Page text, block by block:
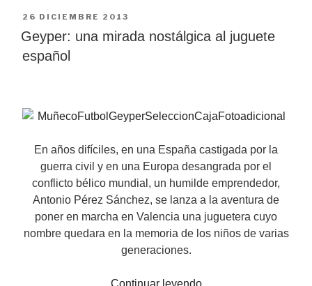
PUBLICADO
EL
26 DICIEMBRE 2013
Geyper: una mirada nostálgica al juguete
español
En años difíciles, en una España castigada por la
guerra civil y en una Europa desangrada por el
conflicto bélico mundial, un humilde emprendedor,
Antonio Pérez Sánchez, se lanza a la aventura de
poner en marcha en Valencia una juguetera cuyo
nombre quedara en la memoria de los niños de varias
generaciones.
«Geyper: